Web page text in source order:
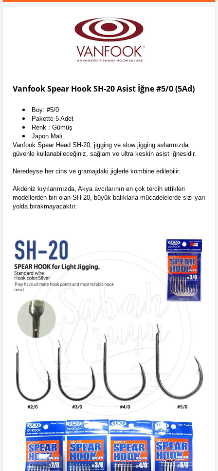
Vanfook Spear Hook SH-20 Asist İğne #5/0 (5Ad)
Boy: #5/0
Pakette 5 Adet
Renk : Gümüş
Japon Malı
Vanfook Spear Head SH-20, jigging ve slow jigging avlarınızda
güvenle kullanabileceğiniz, sağlam ve ultra keskin asist iğnesidir.
Neredeyse her cins ve gramajdaki jiglerle kombine edilebilir.
Akdeniz kıyılarımızda, Akya avcılarının en çok tercih ettikleri
modellerden biri olan SH-20, büyük balıklarla mücadelelerde sizi yarı
yolda bırakmayacaktır.